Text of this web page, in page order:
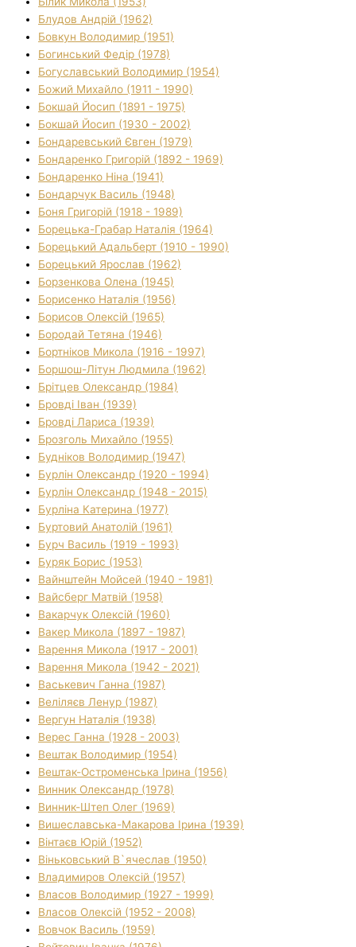
Блудов Андрій (1962)
Бовкун Володимир (1951)
Богинський Федір (1978)
Богуславський Володимир (1954)
Божий Михайло (1911 - 1990)
Бокшай Йосип (1891 - 1975)
Бокшай Йосип (1930 - 2002)
Бондаревський Євген (1979)
Бондаренко Григорій (1892 - 1969)
Бондаренко Ніна (1941)
Бондарчук Василь (1948)
Боня Григорій (1918 - 1989)
Борецька-Грабар Наталія (1964)
Борецький Адальберт (1910 - 1990)
Борецький Ярослав (1962)
Борзенкова Олена (1945)
Борисенко Наталія (1956)
Борисов Олексій (1965)
Бородай Тетяна (1946)
Бортніков Микола (1916 - 1997)
Боршош-Літун Людмила (1962)
Брітцев Олександр (1984)
Бровді Іван (1939)
Бровді Лариса (1939)
Брозголь Михайло (1955)
Будніков Володимир (1947)
Бурлін Олександр (1920 - 1994)
Бурлін Олександр (1948 - 2015)
Бурліна Катерина (1977)
Буртовий Анатолій (1961)
Бурч Василь (1919 - 1993)
Буряк Борис (1953)
Вайнштейн Мойсей (1940 - 1981)
Вайсберг Матвій (1958)
Вакарчук Олексій (1960)
Вакер Микола (1897 - 1987)
Варення Микола (1917 - 2001)
Варення Микола (1942 - 2021)
Васькевич Ганна (1987)
Веліляєв Ленур (1987)
Вергун Наталія (1938)
Верес Ганна (1928 - 2003)
Вештак Володимир (1954)
Вештак-Остроменська Ірина (1956)
Винник Олександр (1978)
Винник-Штеп Олег (1969)
Вишеславська-Макарова Ірина (1939)
Вінтаєв Юрій (1952)
Віньковський В`ячеслав (1950)
Владимиров Олексій (1957)
Власов Володимир (1927 - 1999)
Власов Олексій (1952 - 2008)
Вовчок Василь (1959)